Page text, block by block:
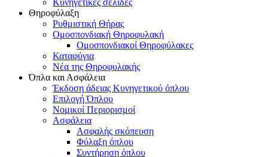
Κυνηγετικές σελίδες
Θηροφύλαξη
Ρυθμιστική Θήρας
Ομοσπονδιακή Θηροφυλακή
Oμοσπονδιακοί Θηροφύλακες
Καταφύγια
Νέα της Θηροφυλακής
Όπλα και Ασφάλεια
Έκδοση άδειας Κυνηγετικού όπλου
Επιλογή Όπλου
Νομικοί Περιορισμοί
Ασφάλεια
Ασφαλής σκόπευση
Φύλαξη όπλου
Συντήρηση όπλου